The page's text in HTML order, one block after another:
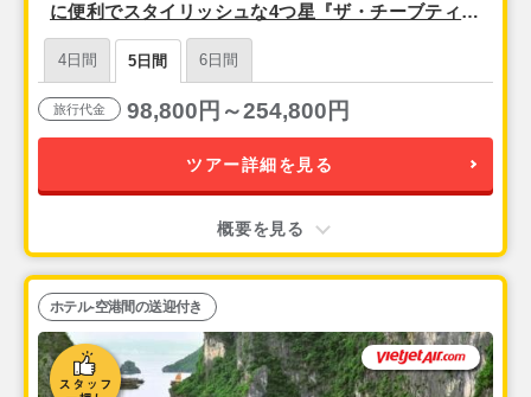
に便利でスタイリッシュな4つ星『ザ・チーブティッ
ク・ハノイ（スーペリアルーム）』宿泊3泊5日
4日間 5日間 6日間
旅行代金 98,800円～254,800円
ツアー詳細を見る
概要を見る
ホテル-空港間の送迎付き